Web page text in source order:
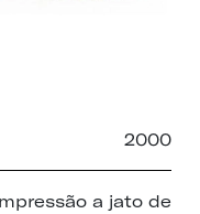
2000
a jato de